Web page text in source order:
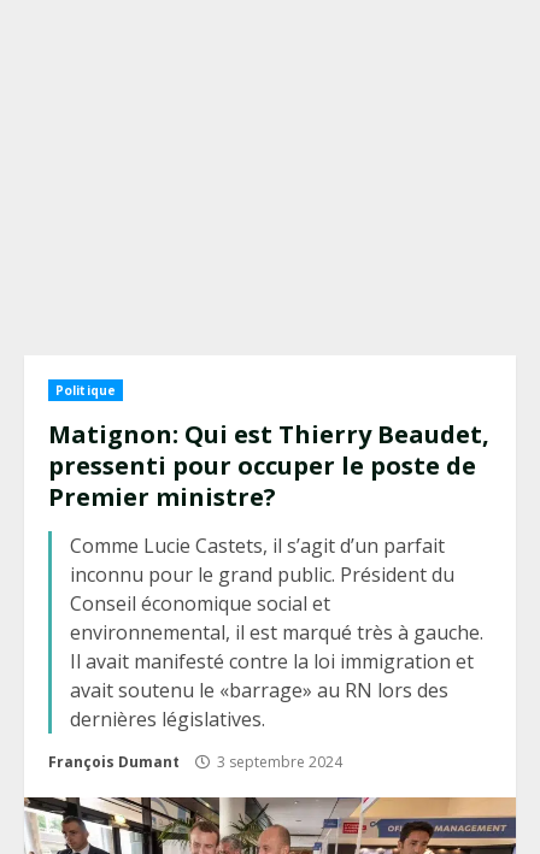
Politique
Matignon: Qui est Thierry Beaudet,
pressenti pour occuper le poste de
Premier ministre?
Comme Lucie Castets, il s’agit d’un parfait
inconnu pour le grand public. Président du
Conseil économique social et
environnemental, il est marqué très à gauche.
Il avait manifesté contre la loi immigration et
avait soutenu le «barrage» au RN lors des
dernières législatives.
François Dumant 3 septembre 2024